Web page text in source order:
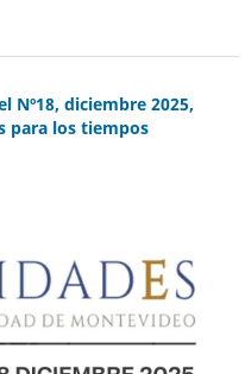
Nº18, diciembre 2025,
para los tiempos